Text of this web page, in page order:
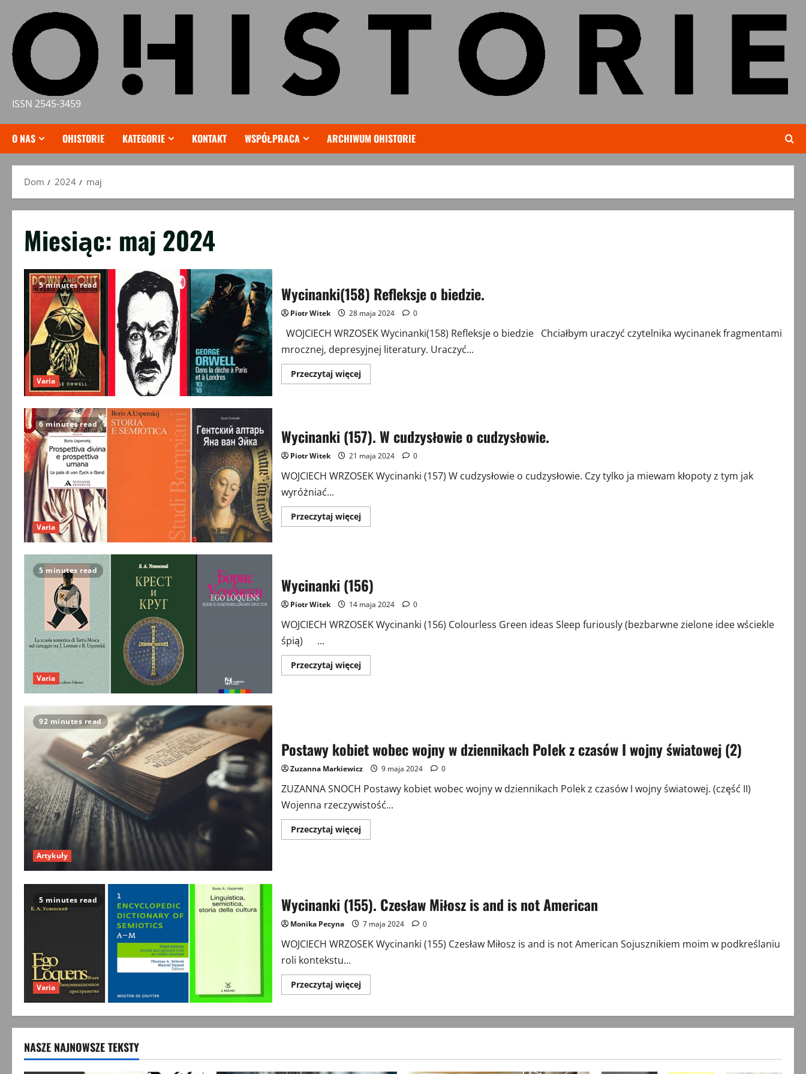
treści
ISSN 2545-3459
O NAS OHISTORIE KATEGORIE KONTAKT WSPÓŁPRACA ARCHIWUM OHISTORIE
Dom 2024 maj
Miesiąc: maj 2024
5 minutes read
Varia
Wycinanki(158) Refleksje o biedzie.
Piotr Witek 28 maja 2024 0
WOJCIECH WRZOSEK Wycinanki(158) Refleksje o biedzie Chciałbym uraczyć czytelnika wycinanek fragmentami
mrocznej, depresyjnej literatury. Uraczyć...
Przeczytaj więcejPrzeczytaj
więcej
6 minutes read
Varia
Wycinanki (157). W cudzysłowie o cudzysłowie.
Piotr Witek 21 maja 2024 0
WOJCIECH WRZOSEK Wycinanki (157) W cudzysłowie o cudzysłowie. Czy tylko ja miewam kłopoty z tym jak
wyróżniać...
Przeczytaj więcejPrzeczytaj
więcej
cudzysłowie.
5 minutes read
Varia
Wycinanki (156)
Piotr Witek 14 maja 2024 0
WOJCIECH WRZOSEK Wycinanki (156) Colourless Green ideas Sleep furiously (bezbarwne zielone idee wściekle
śpią) ...
Przeczytaj więcejPrzeczytaj
więcej
92 minutes read
Artykuły
Postawy kobiet wobec wojny w dziennikach Polek z czasów I wojny światowej (2)
Zuzanna Markiewicz 9 maja 2024 0
ZUZANNA SNOCH Postawy kobiet wobec wojny w dziennikach Polek z czasów I wojny światowej. (część II)
Wojenna rzeczywistość...
Przeczytaj więcejPrzeczytaj
więcej
z
czasów
I
wojny
światowej
(2)
5 minutes read
Varia
Wycinanki (155). Czesław Miłosz is and is not American
Monika Pecyna 7 maja 2024 0
WOJCIECH WRZOSEK Wycinanki (155) Czesław Miłosz is and is not American Sojusznikiem moim w podkreślaniu
roli kontekstu...
Przeczytaj więcejPrzeczytaj
więcej
(155).
Czesław
is
NASZE NAJNOWSZE TEKSTY